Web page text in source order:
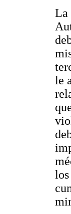
La
le